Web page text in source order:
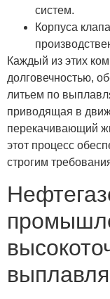
систем.
Корпуса
Каждый из этих
долговечностью,
литьем по
приводящая в
перекачивающий
этот процесс
строгим